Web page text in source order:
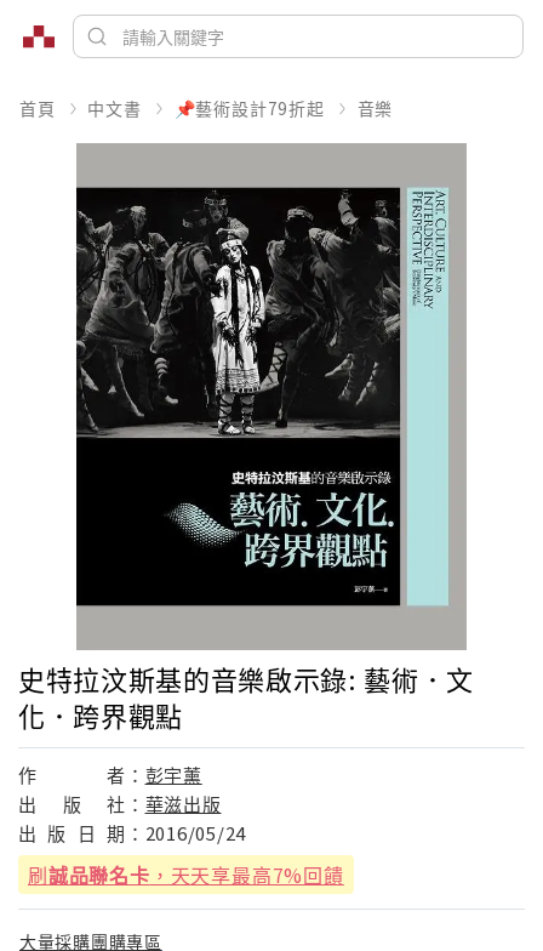
首頁 中文書 📌藝術設計79折起 音樂
史特拉汶斯基的音樂啟示錄: 藝術．文
化．跨界觀點
作 者： 彭宇薰
出
版 社： 華滋出版
出 版 日 期： 2016/05/24
刷誠品聯名卡 ，天天享最高7%回饋
大量採購團購專區